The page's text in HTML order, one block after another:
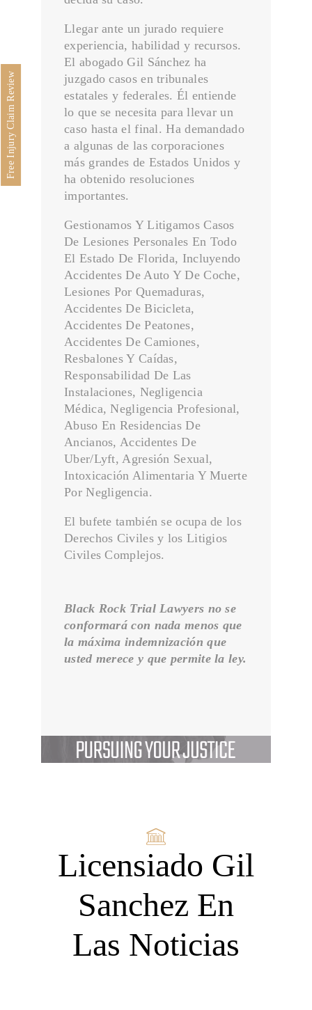
Free Injury Claim Review
ÁREAS DE PRÁCTICAS
ABOGADO DE INMIGRACIÓN
DERECHOS DEL EMPLEADO
DISCRIMINACIÓN DEL CONSUMIDOR
LITIGIOS ESTATALES Y FEDERALES
Asesores Legales Estratégicos Empresariales
BLOG DE LESIONES PERSONALES
COMENTARIOS
Derechos Civiles
Descargo de responsabilidad y términos
Está EN PROCESO
EVALUO DE RECLAMO
Home
LESIONES EN CUIDADO DE NIÑOS Y GUARDERÍA
LESIONES PERSONALES
LESIONES PERSONALES
Lesiones Personales en Accidentes de Acera
Lesiones Personales en Accidentes en Hoteles
Lesiones Personales en Aparcamientos o Estacionamientos
Lesiones Personales Relacionados con el Deporte
LESIONES POR QUEMADURAS
MALTRATO EN HOGAR DE ANCIANOS
mapa del sitio
MUERTE POR NEGLIGENCIA
RESPONSABILIDAD DE LOCALES
VÍDEOS TESTIMONIALES
Llegar ante un jurado requiere
experiencia, habilidad y recursos.
El abogado Gil Sánchez ha
juzgado casos en tribunales
estatales y federales. Él entiende
lo que se necesita para llevar un
caso hasta el final. Ha demandado
a algunas de las corporaciones
más grandes de Estados Unidos y
ha obtenido resoluciones
importantes.
Gestionamos Y Litigamos Casos
De Lesiones Personales En Todo
El Estado De Florida, Incluyendo
Accidentes De Auto Y De Coche,
Lesiones Por Quemaduras,
Accidentes De Bicicleta,
Accidentes De Peatones,
Accidentes De Camiones,
Resbalones Y Caídas,
Responsabilidad De Las
Instalaciones, Negligencia
Médica, Negligencia Profesional,
Abuso En Residencias De
Ancianos, Accidentes De
Uber/Lyft, Agresión Sexual,
Intoxicación Alimentaria Y Muerte
Por Negligencia.
El bufete también se ocupa de los
Derechos Civiles y los Litigios
Civiles Complejos.
Black Rock Trial Lawyers no se
conformará con nada menos que
la máxima indemnización que
usted merece y que permite la ley.
Licensiado Gil
Sanchez En
Las Noticias